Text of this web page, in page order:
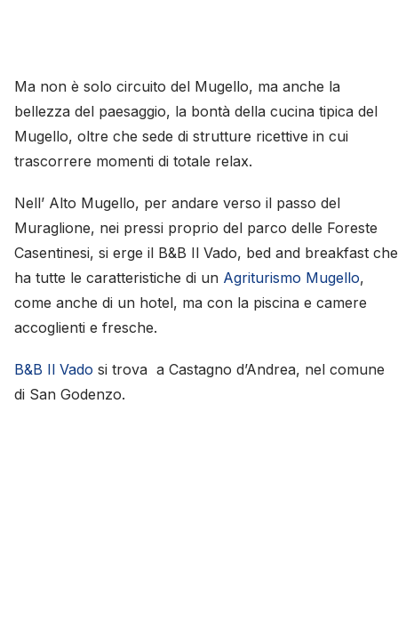
Ma non è solo circuito del Mugello, ma anche la
bellezza del paesaggio, la bontà della cucina tipica del
Mugello, oltre che sede di strutture ricettive in cui
trascorrere momenti di totale relax.
Nell’ Alto Mugello, per andare verso il passo del
Muraglione, nei pressi proprio del parco delle Foreste
Casentinesi, si erge il B&B Il Vado, bed and breakfast che
ha tutte le caratteristiche di un Agriturismo Mugello,
come anche di un hotel, ma con la piscina e camere
accoglienti e fresche.
B&B Il Vado si trova a Castagno d’Andrea, nel comune
di San Godenzo.